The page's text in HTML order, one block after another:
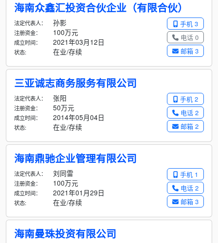
海南众鑫汇投资合伙企业（有限合伙）
手机 3
电话 0
邮箱 3
法定代表人： 孙影
注册资金： 100万元
成立时间： 2021年03月12日
状态: 在业/存续
三亚诚志商务服务有限公司
手机 2
电话 2
邮箱 2
法定代表人： 张阳
注册资金： 50万元
成立时间： 2014年05月04日
状态: 在业/存续
海南鼎驰企业管理有限公司
手机 1
电话 2
邮箱 3
法定代表人： 刘同雷
注册资金： 100万元
成立时间： 2021年01月29日
状态: 在业/存续
海南曼珠投资有限公司